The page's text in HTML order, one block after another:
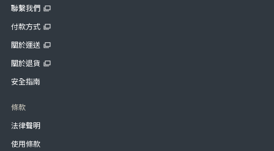
聯繫我們
付款方式
關於運送
關於退貨
安全指南
條款
法律聲明
使用條款